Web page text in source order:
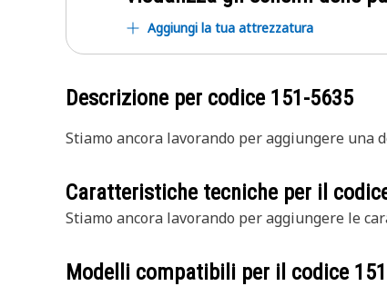
Aggiungi la tua attrezzatura
Descrizione per codice 151-5635
Stiamo ancora lavorando per aggiungere una
Caratteristiche tecniche per il
Stiamo ancora lavorando per aggiungere le
Modelli compatibili per il codice